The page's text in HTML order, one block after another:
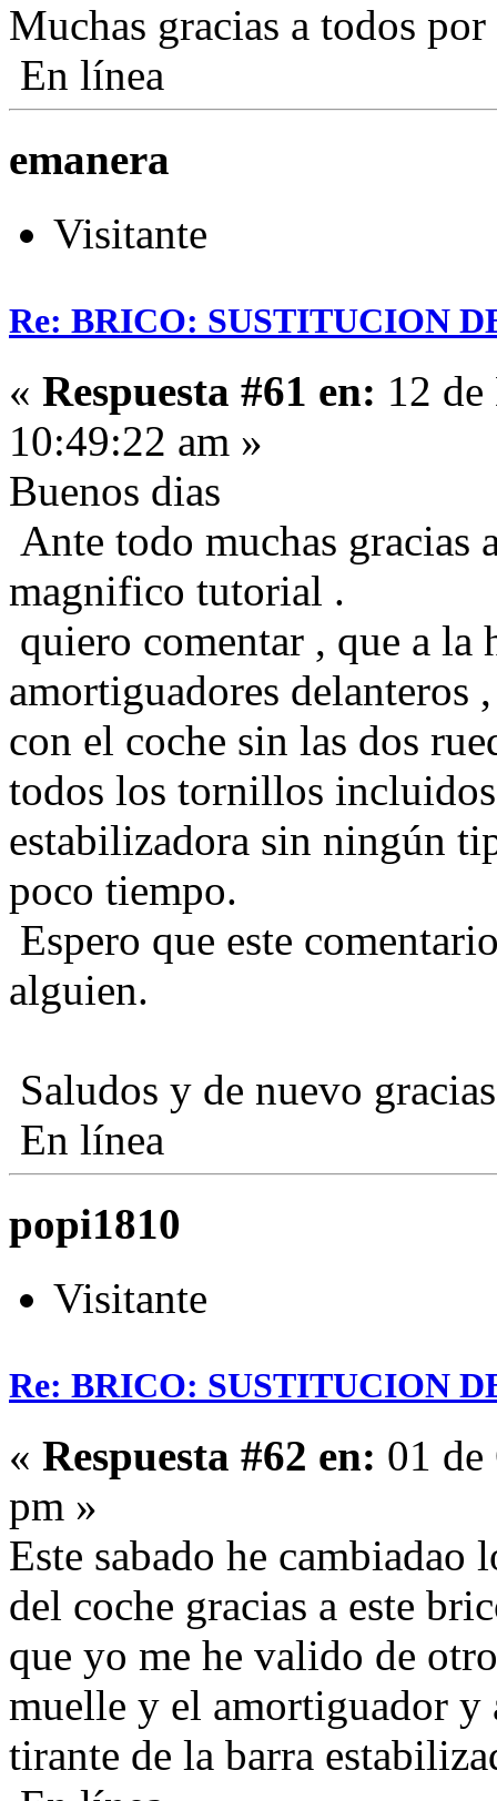
Muchas gracias a todos
En línea
emanera
Visitante
Re: BRICO: SUSTITUCION
« Respuesta #61 en: 12
10:49:22 am »
Buenos dias
Ante todo muchas gracias
magnifico tutorial .
quiero comentar , que a la
amortiguadores delanteros
con el coche sin las dos
todos los tornillos
estabilizadora sin ningún
poco tiempo.
Espero que este
alguien.
Saludos y de nuevo
En línea
popi1810
Visitante
Re: BRICO: SUSTITUCION
« Respuesta #62 en: 01
pm »
Este sabado he cambiadao
del coche gracias a este
que yo me he valido de
muelle y el amortiguador y
tirante de la barra